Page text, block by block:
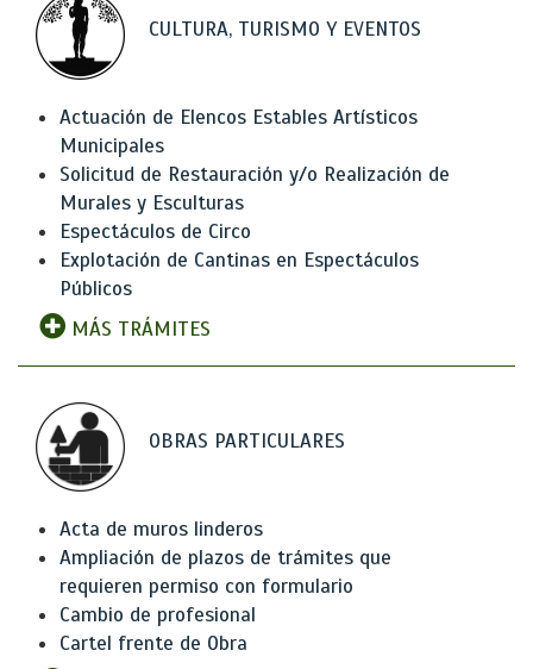
CULTURA, TURISMO Y EVENTOS
Actuación de Elencos Estables Artísticos
Municipales
Solicitud de Restauración y/o Realización de
Murales y Esculturas
Espectáculos de Circo
Explotación de Cantinas en Espectáculos
Públicos
MÁS TRÁMITES
OBRAS PARTICULARES
Acta de muros linderos
Ampliación de plazos de trámites que
requieren permiso con formulario
Cambio de profesional
Cartel frente de Obra